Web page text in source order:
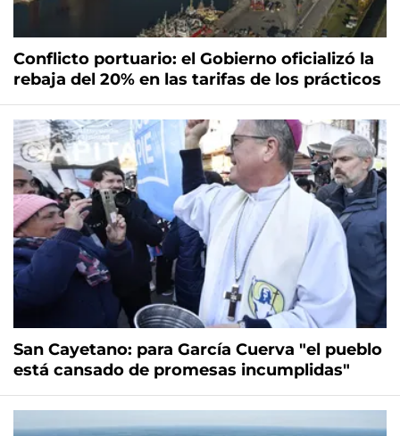
Conflicto portuario: el Gobierno oficializó la
rebaja del 20% en las tarifas de los prácticos
San Cayetano: para García Cuerva "el pueblo
está cansado de promesas incumplidas"